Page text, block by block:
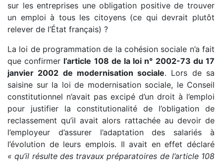
sur les entreprises une obligation positive de trouver
un emploi à tous les citoyens (ce qui devrait plutôt
relever de l’État français) ?
La loi de programmation de la cohésion sociale n’a fait
que confirmer l’article 108 de la loi n° 2002-73 du 17
janvier 2002 de modernisation sociale. Lors de sa
saisine sur la loi de modernisation sociale, le Conseil
constitutionnel n’avait pas excipé d’un droit à l’emploi
pour justifier la constitutionalité de l’obligation de
reclassement qu’il avait alors rattachée au devoir de
l’employeur d’assurer l’adaptation des salariés à
l’évolution de leurs emplois. Il avait en effet déclaré
« qu’il résulte des travaux préparatoires de l’article 108